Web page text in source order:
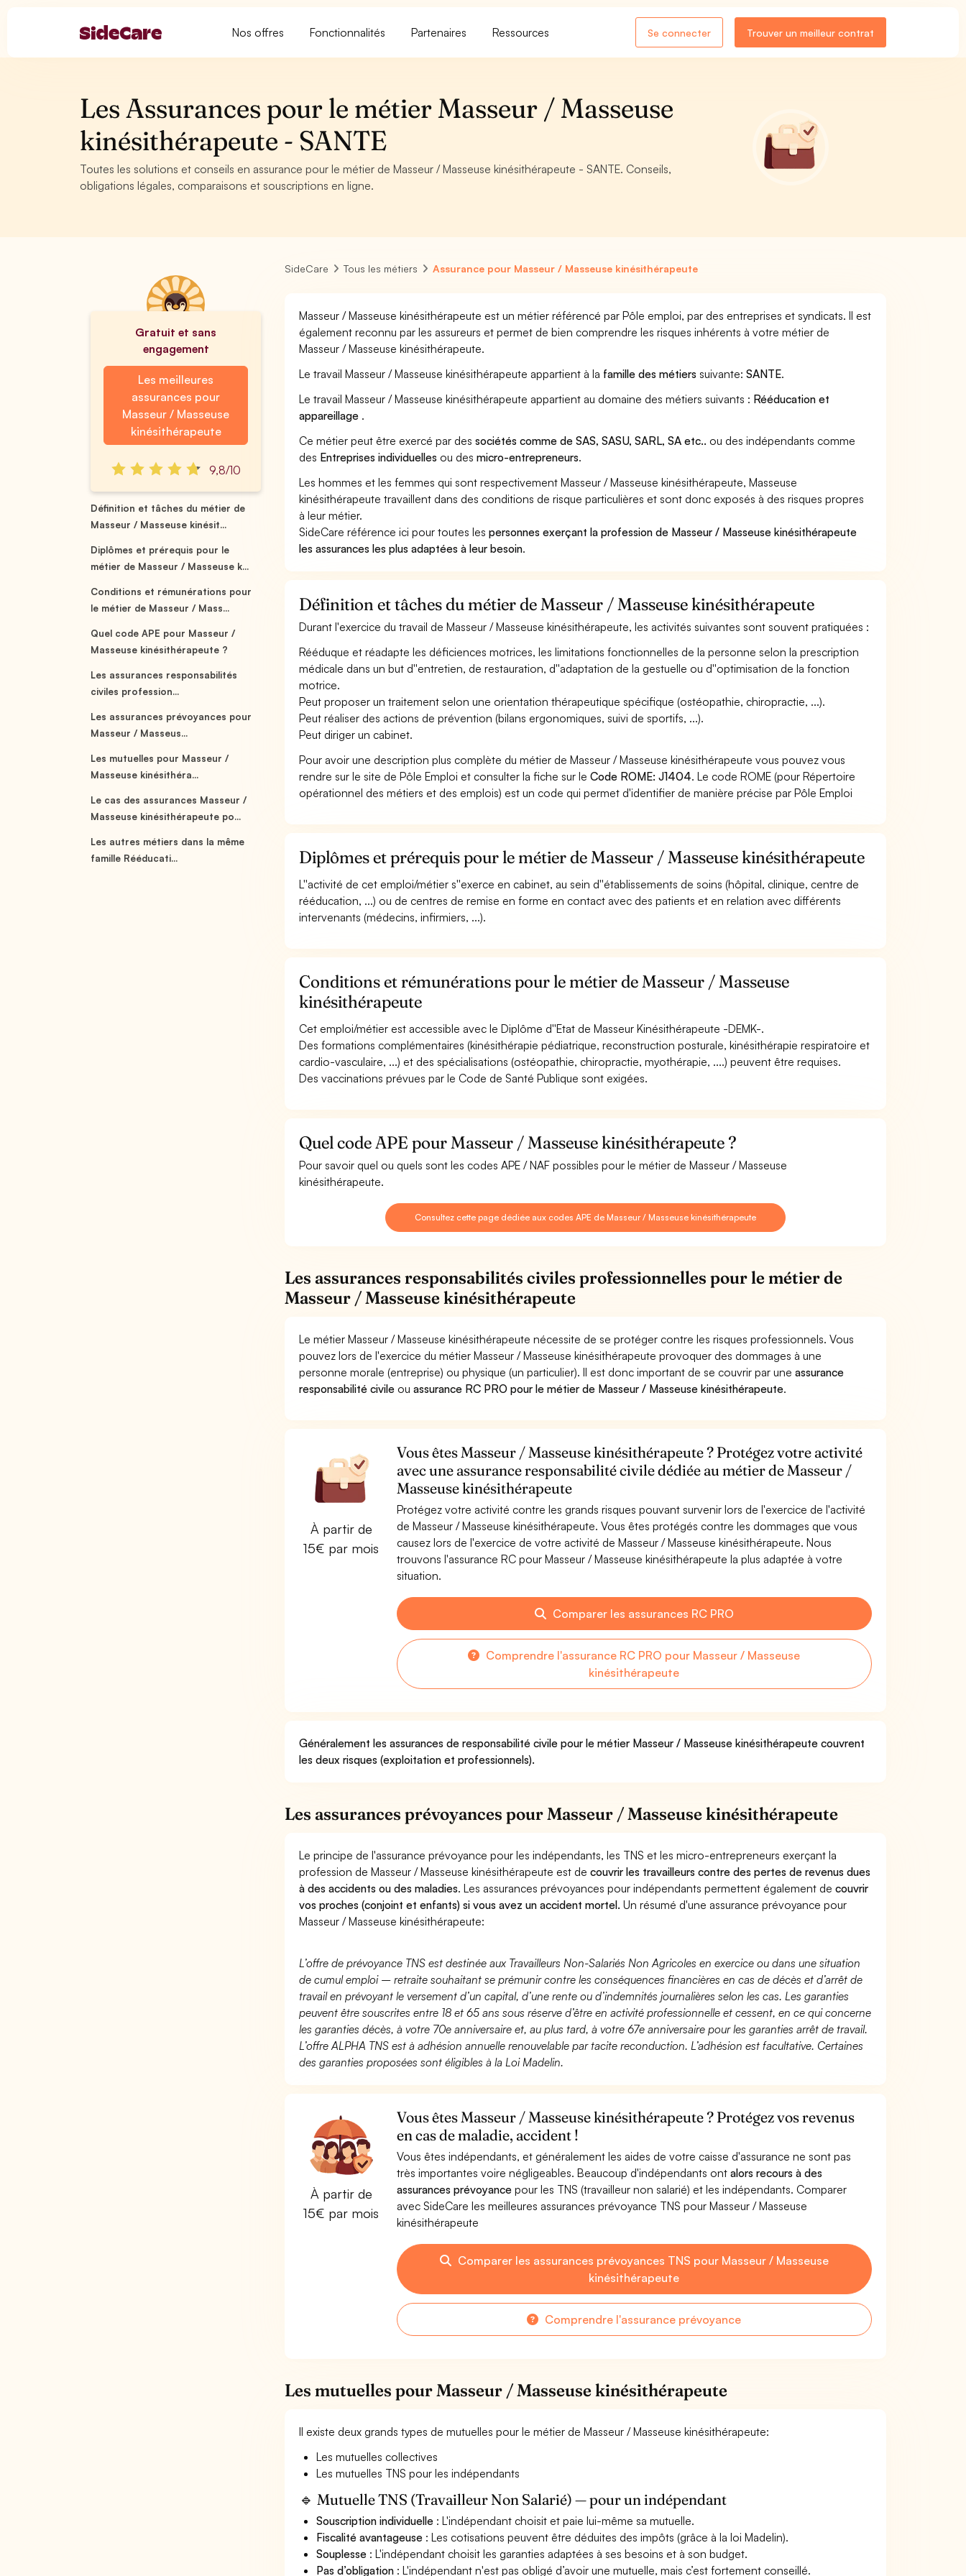
Nos offres Fonctionnalités Partenaires Ressources Se connecter Trouver un meilleur contrat
Les Assurances pour le métier Masseur / Masseuse
kinésithérapeute - SANTE
Toutes les solutions et conseils en assurance pour le métier de Masseur / Masseuse kinésithérapeute - SANTE. Conseils,
obligations légales, comparaisons et souscriptions en ligne.
Gratuit et sans
engagement
Les meilleures
assurances pour
Masseur / Masseuse
kinésithérapeute
9,8/10
Définition et tâches du métier de
Masseur / Masseuse kinésit...
Diplômes et prérequis pour le
métier de Masseur / Masseuse k...
Conditions et rémunérations pour
le métier de Masseur / Mass...
Quel code APE pour Masseur /
Masseuse kinésithérapeute ?
Les assurances responsabilités
civiles profession...
Les assurances prévoyances pour
Masseur / Masseus...
Les mutuelles pour Masseur /
Masseuse kinésithéra...
Le cas des assurances Masseur /
Masseuse kinésithérapeute po...
Les autres métiers dans la même
famille Rééducati...
SideCare Tous les métiers Assurance pour Masseur / Masseuse kinésithérapeute
Masseur / Masseuse kinésithérapeute est un métier référencé par Pôle emploi, par des entreprises et syndicats. Il est
également reconnu par les assureurs et permet de bien comprendre les risques inhérents à votre métier de
Masseur / Masseuse kinésithérapeute.
Le travail Masseur / Masseuse kinésithérapeute appartient à la famille des métiers suivante:SANTE.
Le travail Masseur / Masseuse kinésithérapeute appartient au domaine des métiers suivants : Rééducation et
appareillage .
Ce métier peut être exercé par dessociétés comme de SAS, SASU, SARL, SA etc.. ou des indépendants comme
des Entreprises individuelles ou desmicro-entrepreneurs.
Les hommes et les femmes qui sont respectivement Masseur / Masseuse kinésithérapeute, Masseuse
kinésithérapeute travaillent dans des conditions de risque particulières et sont donc exposés à des risques propres
à leur métier.
SideCare référence ici pour toutes lespersonnes exerçant la profession de Masseur / Masseuse kinésithérapeute
les assurances les plus adaptées à leur besoin.
Définition et tâches du métier de Masseur / Masseuse kinésithérapeute
Durant l'exercice du travail de Masseur / Masseuse kinésithérapeute, les activités suivantes sont souvent pratiquées :
Rééduque et réadapte les déficiences motrices, les limitations fonctionnelles de la personne selon la prescription
médicale dans un but d''entretien, de restauration, d''adaptation de la gestuelle ou d''optimisation de la fonction
motrice.
Peut proposer un traitement selon une orientation thérapeutique spécifique (ostéopathie, chiropractie, ...).
Peut réaliser des actions de prévention (bilans ergonomiques, suivi de sportifs, ...).
Peut diriger un cabinet.
Pour avoir une description plus complète du métier de Masseur / Masseuse kinésithérapeute vous pouvez vous
rendre sur le site de Pôle Emploi et consulter la fiche sur leCode ROME: J1404. Le code ROME (pour Répertoire
opérationnel des métiers et des emplois) est un code qui permet d'identifier de manière précise par Pôle Emploi
Diplômes et prérequis pour le métier de Masseur / Masseuse kinésithérapeute
L''activité de cet emploi/métier s''exerce en cabinet, au sein d''établissements de soins (hôpital, clinique, centre de
rééducation, ...) ou de centres de remise en forme en contact avec des patients et en relation avec différents
intervenants (médecins, infirmiers, ...).
Conditions et rémunérations pour le métier de Masseur / Masseuse
kinésithérapeute
Cet emploi/métier est accessible avec le Diplôme d''Etat de Masseur Kinésithérapeute -DEMK-.
Des formations complémentaires (kinésithérapie pédiatrique, reconstruction posturale, kinésithérapie respiratoire et
cardio-vasculaire, ...) et des spécialisations (ostéopathie, chiropractie, myothérapie, ....) peuvent être requises.
Des vaccinations prévues par le Code de Santé Publique sont exigées.
Quel code APE pour Masseur / Masseuse kinésithérapeute ?
Pour savoir quel ou quels sont les codes APE / NAF possibles pour le métier de Masseur / Masseuse
kinésithérapeute.
Consultez cette page dédiée aux codes APE de Masseur / Masseuse kinésithérapeute
Les assurances responsabilités civiles professionnelles pour le métier de
Masseur / Masseuse kinésithérapeute
Le métier Masseur / Masseuse kinésithérapeute nécessite de se protéger contre les risques professionnels. Vous
pouvez lors de l'exercice du métier Masseur / Masseuse kinésithérapeute provoquer des dommages à une
personne morale (entreprise) ou physique (un particulier). Il est donc important de se couvrir par uneassurance
responsabilité civile ouassurance RC PRO pour le métier de Masseur / Masseuse kinésithérapeute.
À partir de
15€ par mois
Vous êtes Masseur / Masseuse kinésithérapeute ? Protégez votre activité
avec une assurance responsabilité civile dédiée au métier de Masseur /
Masseuse kinésithérapeute
Protégez votre activité contre les grands risques pouvant survenir lors de l'exercice de l'activité
de Masseur / Masseuse kinésithérapeute. Vous êtes protégés contre les dommages que vous
causez lors de l'exercice de votre activité de Masseur / Masseuse kinésithérapeute. Nous
trouvons l'assurance RC pour Masseur / Masseuse kinésithérapeute la plus adaptée à votre
situation.
Comparer les assurances RC PRO
Comprendre l'assurance RC PRO pour Masseur / Masseuse
kinésithérapeute
Généralement les assurances de responsabilité civile pour le métier Masseur / Masseuse kinésithérapeute couvrent
les deux risques (exploitation et professionnels).
Les assurances prévoyances pour Masseur / Masseuse kinésithérapeute
Le principe de l'assurance prévoyance pour les indépendants, les TNS et les micro-entrepreneurs exerçant la
profession de Masseur / Masseuse kinésithérapeute est decouvrir les travailleurs contre des pertes de revenus dues
à des accidents ou des maladies. Les assurances prévoyances pour indépendants permettent également decouvrir
vos proches (conjoint et enfants) si vous avez un accident mortel. Un résumé d'une assurance prévoyance pour
Masseur / Masseuse kinésithérapeute:
L’offre de prévoyance TNS est destinée aux Travailleurs Non-Salariés Non Agricoles en exercice ou dans une situation
de cumul emploi – retraite souhaitant se prémunir contre les conséquences financières en cas de décès et d’arrêt de
travail en prévoyant le versement d’un capital, d’une rente ou d’indemnités journalières selon les cas. Les garanties
peuvent être souscrites entre 18 et 65 ans sous réserve d’être en activité professionnelle et cessent, en ce qui concerne
les garanties décès, à votre 70e anniversaire et, au plus tard, à votre 67e anniversaire pour les garanties arrêt de travail.
L’offre ALPHA TNS est à adhésion annuelle renouvelable par tacite reconduction. L’adhésion est facultative. Certaines
des garanties proposées sont éligibles à la Loi Madelin.
À partir de
15€ par mois
Vous êtes Masseur / Masseuse kinésithérapeute ? Protégez vos revenus
en cas de maladie, accident !
Vous êtes indépendants, et généralement les aides de votre caisse d'assurance ne sont pas
très importantes voire négligeables. Beaucoup d'indépendants ont alors recours à des
assurances prévoyancepour les TNS (travailleur non salarié) et les indépendants. Comparer
avec SideCare les meilleures assurances prévoyance TNS pour Masseur / Masseuse
kinésithérapeute
Comparer les assurances prévoyances TNS pour Masseur / Masseuse
kinésithérapeute
Comprendre l'assurance prévoyance
Les mutuelles pour Masseur / Masseuse kinésithérapeute
Il existe deux grands types de mutuelles pour le métier de Masseur / Masseuse kinésithérapeute:
Les mutuelles collectives
Les mutuelles TNS pour les indépendants
🔹 Mutuelle TNS (Travailleur Non Salarié) — pour un indépendant
Souscription individuelle : L'indépendant choisit et paie lui-même sa mutuelle.
Fiscalité avantageuse : Les cotisations peuvent être déduites des impôts (grâce à la loi Madelin).
Souplesse : L'indépendant choisit les garanties adaptées à ses besoins et à son budget.
Pas d’obligation : L'indépendant n'est pas obligé d’avoir une mutuelle, mais c’est fortement conseillé.